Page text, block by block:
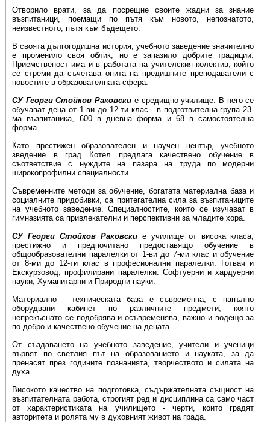
Отворило врати, за да посрещне своите жадни за знание
възпитаници, поемащи по пътя към новото, непознатото,
неизвестното, пътя към бъдещето.
В своята дългогодишна история, учебното заведение значително
е променило своя облик, но е запазило добрите традиции.
Приемственост има и в работата на учителския колектив, който
се стреми да съчетава опита на предишните преподаватели с
новостите в образователната сфера.
СУ Георги Стойков Раковски е средищно училище. В него се
обучават деца от 1-ви до 12-ти клас - в подготвителна група 23-
ма възпитаника, 600 в дневна форма и 68 в самостоятелна
форма.
Като престижен образователен и научен център, учебното
зведение в град Котел предлага качествено обучение в
съответствие с нуждите на пазара на труда по модерни
широкопрофилни специалности.
Съвременните методи за обучение, богатата материална база и
социалните придобивки, са притегателна сила за възпитаниците
на учебното заведение. Специалностите, които се изучават в
гимназията са привлекателни и перспективни за младите хора.
СУ Георги Стойков Раковские училище от висока класа,
престижно и предпо­читано предоставящо обучение в
общообразователни паралелки от 1-ви до 7-ми клас и обучение
от 8-ми до 12-ти клас в професионални паралелки: Готвач и
Екскурзовод, профилирани паралелки: Софтуерни и хардуерни
науки, Хуманитарни и Природни науки.
Материално - техническата база е съвременна, с напълно
оборудвани кабинет по различните предмети, която
непрекъснато се подобрява и осъвременява, важно и водещо за
по-добро и качествено обучение на децата.
От създаването на учебното заведение, учители и ученици
вървят по светлия път на образованието и науката, за да
пренасят през годините познанията, творчеството и силата на
духа.
Високото качество на подготовка, съдържа­телната същност на
възпитателната работа, строгият ред и дисциплина са само част
от характери­стиката на училището - черти, които градят
авторитета и ролята му в духовният живот на града.